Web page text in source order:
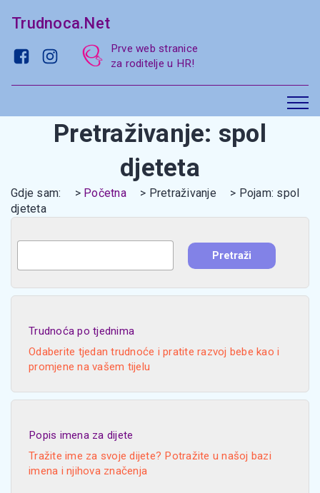
Trudnoca.Net
Prve web stranice
za roditelje u HR!
Pretraživanje: spol
djeteta
Gdje sam: Početna Pretraživanje
Pojam: spol
djeteta
Trudnoća po tjednima
Odaberite tjedan trudnoće i pratite razvoj bebe kao i
promjene na vašem tijelu
Popis imena za dijete
Tražite ime za svoje dijete? Potražite u našoj bazi
imena i njihova značenja